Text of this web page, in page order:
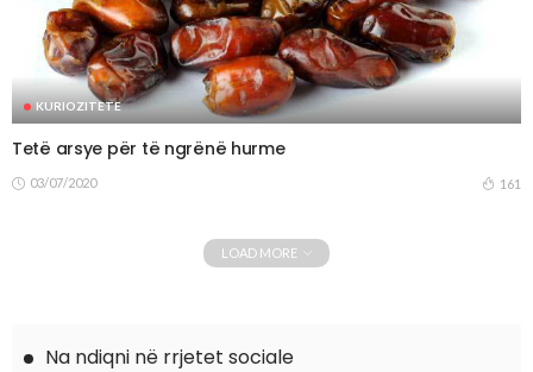
KURIOZITETE
Tetë arsye për të ngrënë hurme
03/07/2020 161
LOAD MORE
Na ndiqni në rrjetet sociale